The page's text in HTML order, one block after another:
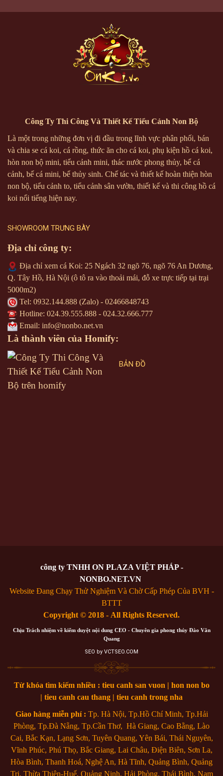
Công Ty Thi Công Và Thiết Kế Tiểu Cảnh Non Bộ
Là một trong những đơn vị đi đầu trong lĩnh vực phân phối, bán
và chia se cá koi, cá rồng, thức ăn cho cá koi, phụ kiện hồ cá koi,
hòn non bộ mini, tiểu cảnh mini, thác nước phong thủy, bể cá
cảnh, bế cá mini, bể thủy sinh. Chế tác và thiết kế hoàn thiện hòn
non bộ, tiểu cảnh to, tiểu cảnh sân vườn, thiết kế và thi công hồ cá
koi nổi tiếng hiện nay.
SHOWROOM TRƯNG BÀY
Địa chỉ công ty:
Địa chỉ xem cá Koi: 25 Ngách 32 ngõ 76, ngõ 76 An Dương,
Q. Tây Hồ, Hà Nội (ô tô ra vào thoải mái, đỗ xe trực tiếp tại trại
5000m2)
Tel: 0932.144.888 (Zalo) - 02466848743
Hotline: 024.39.555.888 - 024.32.666.777
Email: info@nonbo.net.vn
Là thành viên của Homify:
BẢN ĐỒ
công ty TNHH ON PLAZA VIỆT PHÁP -
NONBO.NET.VN
Website Đang Chạy Thử Nghiệm Và Chờ Cấp Phép Của BVH -
BTTT
Copyright © 2018 - All Rights Reserved.
Chịu Trách nhiệm về kiểm duyệt nội dung CEO - Chuyên gia phong thủy Đào Văn
Quang
SEO by VCTSEO.COM
Từ khóa tìm kiếm nhiều : tieu canh san vuon | hon non bo
| tieu canh cau thang | tieu canh trong nha
Giao hàng miễn phí : Tp. Hà Nội, Tp.Hồ Chí Minh, Tp.Hải
Phòng, Tp.Đà Nẵng, Tp.Cần Thơ, Hà Giang, Cao Bằng, Lào
Cai, Bắc Kạn, Lạng Sơn, Tuyên Quang, Yên Bái, Thái Nguyên,
Vĩnh Phúc, Phú Thọ, Bắc Giang, Lai Châu, Điện Biên, Sơn La,
Hòa Bình, Thanh Hoá, Nghệ An, Hà Tĩnh, Quảng Bình, Quảng
Trị, Thừa Thiên-Huế, Quảng Ninh, Hải Phòng, Thái Bình, Nam